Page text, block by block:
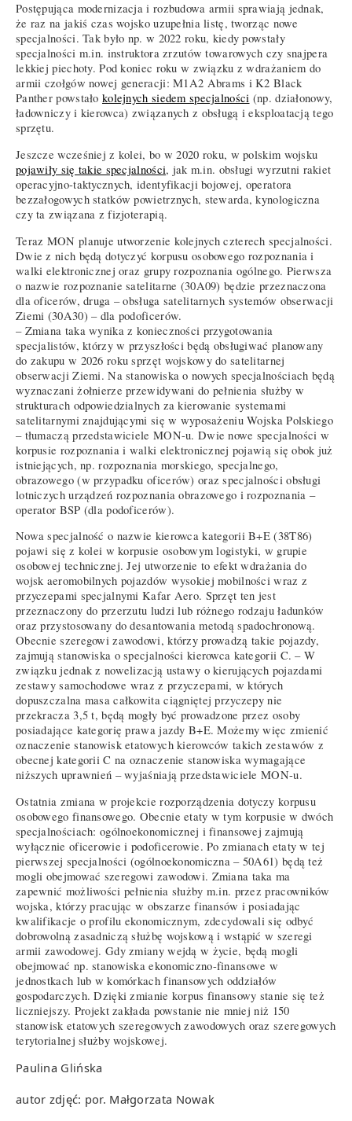
Postępująca modernizacja i rozbudowa armii sprawiają jednak,
że raz na jakiś czas wojsko uzupełnia listę, tworząc nowe
specjalności. Tak było np. w 2022 roku, kiedy powstały
specjalności m.in. instruktora zrzutów towarowych czy snajpera
lekkiej piechoty. Pod koniec roku w związku z wdrażaniem do
armii czołgów nowej generacji: M1A2 Abrams i K2 Black
Panther powstało kolejnych siedem specjalności (np. działonowy,
ładowniczy i kierowca) związanych z obsługą i eksploatacją tego
sprzętu.
Jeszcze wcześniej z kolei, bo w 2020 roku, w polskim wojsku
pojawiły się takie specjalności, jak m.in. obsługi wyrzutni rakiet
operacyjno-taktycznych, identyfikacji bojowej, operatora
bezzałogowych statków powietrznych, stewarda, kynologiczna
czy ta związana z fizjoterapią.
Teraz MON planuje utworzenie kolejnych czterech specjalności.
Dwie z nich będą dotyczyć korpusu osobowego rozpoznania i
walki elektronicznej oraz grupy rozpoznania ogólnego. Pierwsza
o nazwie rozpoznanie satelitarne (30A09) będzie przeznaczona
dla oficerów, druga – obsługa satelitarnych systemów obserwacji
Ziemi (30A30) – dla podoficerów.
– Zmiana taka wynika z konieczności przygotowania
specjalistów, którzy w przyszłości będą obsługiwać planowany
do zakupu w 2026 roku sprzęt wojskowy do satelitarnej
obserwacji Ziemi. Na stanowiska o nowych specjalnościach będą
wyznaczani żołnierze przewidywani do pełnienia służby w
strukturach odpowiedzialnych za kierowanie systemami
satelitarnymi znajdującymi się w wyposażeniu Wojska Polskiego
– tłumaczą przedstawiciele MON-u. Dwie nowe specjalności w
korpusie rozpoznania i walki elektronicznej pojawią się obok już
istniejących, np. rozpoznania morskiego, specjalnego,
obrazowego (w przypadku oficerów) oraz specjalności obsługi
lotniczych urządzeń rozpoznania obrazowego i rozpoznania –
operator BSP (dla podoficerów).
Nowa specjalność o nazwie kierowca kategorii B+E (38T86)
pojawi się z kolei w korpusie osobowym logistyki, w grupie
osobowej technicznej. Jej utworzenie to efekt wdrażania do
wojsk aeromobilnych pojazdów wysokiej mobilności wraz z
przyczepami specjalnymi Kafar Aero. Sprzęt ten jest
przeznaczony do przerzutu ludzi lub różnego rodzaju ładunków
oraz przystosowany do desantowania metodą spadochronową.
Obecnie szeregowi zawodowi, którzy prowadzą takie pojazdy,
zajmują stanowiska o specjalności kierowca kategorii C. – W
związku jednak z nowelizacją ustawy o kierujących pojazdami
zestawy samochodowe wraz z przyczepami, w których
dopuszczalna masa całkowita ciągniętej przyczepy nie
przekracza 3,5 t, będą mogły być prowadzone przez osoby
posiadające kategorię prawa jazdy B+E. Możemy więc zmienić
oznaczenie stanowisk etatowych kierowców takich zestawów z
obecnej kategorii C na oznaczenie stanowiska wymagające
niższych uprawnień – wyjaśniają przedstawiciele MON-u.
Ostatnia zmiana w projekcie rozporządzenia dotyczy korpusu
osobowego finansowego. Obecnie etaty w tym korpusie w dwóch
specjalnościach: ogólnoekonomicznej i finansowej zajmują
wyłącznie oficerowie i podoficerowie. Po zmianach etaty w tej
pierwszej specjalności (ogólnoekonomiczna – 50A61) będą też
mogli obejmować szeregowi zawodowi. Zmiana taka ma
zapewnić możliwości pełnienia służby m.in. przez pracowników
wojska, którzy pracując w obszarze finansów i posiadając
kwalifikacje o profilu ekonomicznym, zdecydowali się odbyć
dobrowolną zasadniczą służbę wojskową i wstąpić w szeregi
armii zawodowej. Gdy zmiany wejdą w życie, będą mogli
obejmować np. stanowiska ekonomiczno-finansowe w
jednostkach lub w komórkach finansowych oddziałów
gospodarczych. Dzięki zmianie korpus finansowy stanie się też
liczniejszy. Projekt zakłada powstanie nie mniej niż 150
stanowisk etatowych szeregowych zawodowych oraz szeregowych
terytorialnej służby wojskowej.
Paulina Glińska
autor zdjęć: por. Małgorzata Nowak